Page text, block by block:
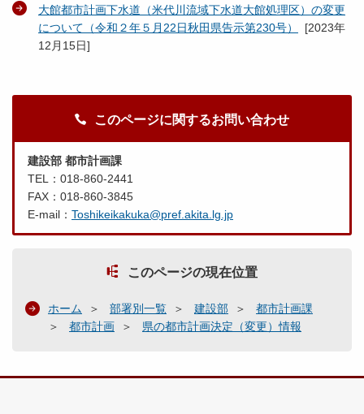
大館都市計画下水道（米代川流域下水道大館処理区）の変更
について（令和２年５月22日秋田県告示第230号）
[2023年
12月15日]
このページに関するお問い合わせ
建設部 都市計画課
TEL：018-860-2441
FAX：018-860-3845
E-mail： Toshikeikakuka@pref.akita.lg.jp
このページの現在位置
ホーム 部署別一覧 建設部
都市計画課
都市計画
県の都市計画決定（変更）情報